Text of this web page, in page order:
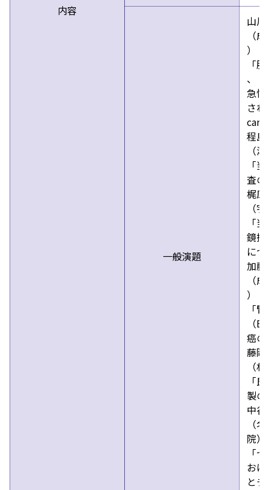
内容
一般演題
山
（
）
「
、
急性
さ
程
（
「
査の
梶
（
「
鏡採
に
加
（
）
「
（
癌の
藤
（
「
製
中
（
院）
「
お
と